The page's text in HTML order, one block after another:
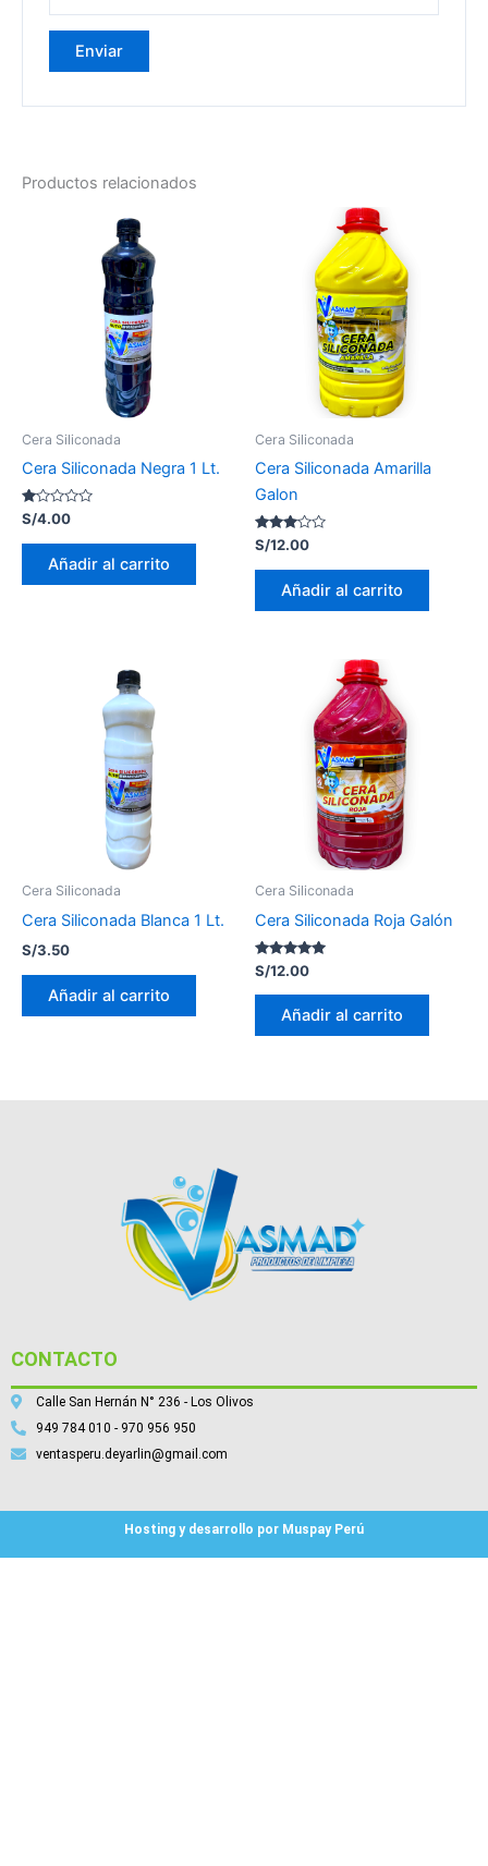
Productos relacionados
Cera Siliconada
Cera Siliconada Negra 1 Lt.
Valorado
con
1.00
S/4.00
Añadir al carrito
Cera Siliconada
Cera Siliconada Amarilla
Galon
Valorado
con
2.95
S/12.00
Añadir al carrito
Cera Siliconada
Cera Siliconada Blanca 1 Lt.
S/3.50
Añadir al carrito
Cera Siliconada
Cera Siliconada Roja Galón
Valorado
con
5.00
S/12.00
Añadir al carrito
CONTACTO
Calle San Hernán N° 236 - Los Olivos
949 784 010 - 970 956 950
ventasperu.deyarlin@gmail.com
Hosting y desarrollo por Muspay Perú